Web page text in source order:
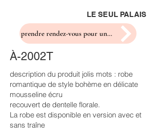
LE SEUL PALAIS
prendre rendez-vous pour un essayage
À-2002T
description du produit jolis mots : robe
romantique de style bohème en délicate
mousseline écru
recouvert de dentelle florale.
La robe est disponible en version avec et
sans traîne